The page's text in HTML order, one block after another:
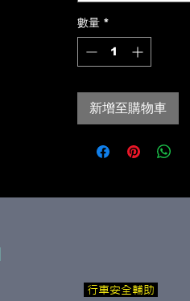
數量 *
新增至購物車
行車安全輔助